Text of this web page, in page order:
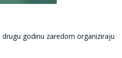
godinu zaredom organiziraju